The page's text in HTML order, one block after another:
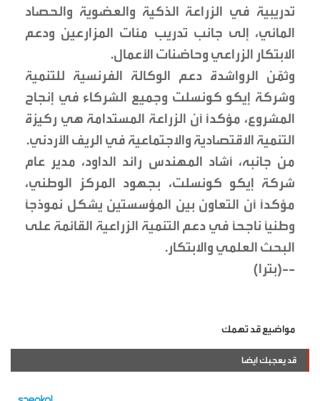
تدريبية في الزراعة الذكية والعضوية والحصاد
المائي، إلى جانب تدريب مئات المزارعين ودعم
الابتكار الزراعي وحاضنات الأعمال.
وثمّن الرواشدة دعم الوكالة الفرنسية للتنمية
وشركة إيكو كونسلت وجميع الشركاء في إنجاح
المشروع، مؤكدًا أن الزراعة المستدامة هي ركيزة
التنمية الاقتصادية والاجتماعية في الريف الأردني.
من جانبه، أشاد المهندس رائد الداود، مدير عام
شركة إيكو كونسلت، بجهود المركز الوطني،
مؤكدًا أن التعاون بين المؤسستين يشكل نموذجًا
وطنيًا ناجحًا في دعم التنمية الزراعية القائمة على
البحث العلمي والابتكار.
--(بترا)
مواضيع قد تهمك
قد يعجبك ايضا